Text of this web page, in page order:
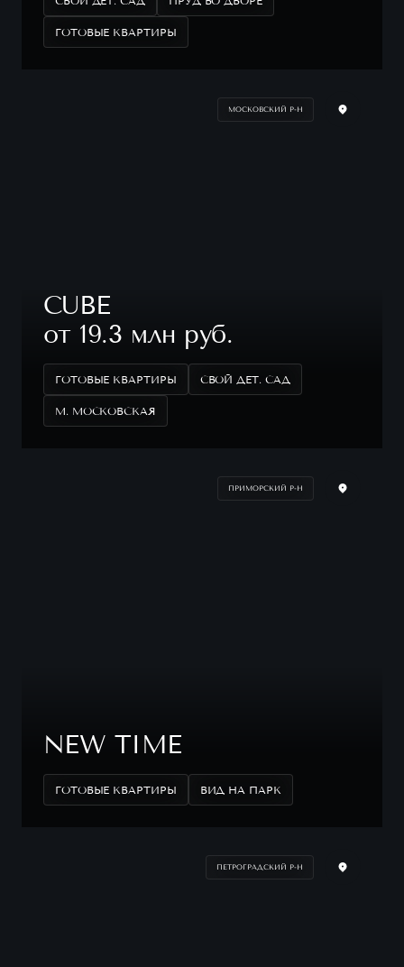
ГОТОВЫЕ КВАРТИРЫ
МОСКОВСКИЙ Р-Н
CUBE
от 19.3 млн руб.
ГОТОВЫЕ КВАРТИРЫ СВОЙ ДЕТ. САД
М. МОСКОВСКАЯ
ПРИМОРСКИЙ Р-Н
NEW TIME
ГОТОВЫЕ КВАРТИРЫ ВИД НА ПАРК
ПЕТРОГРАДСКИЙ Р-Н